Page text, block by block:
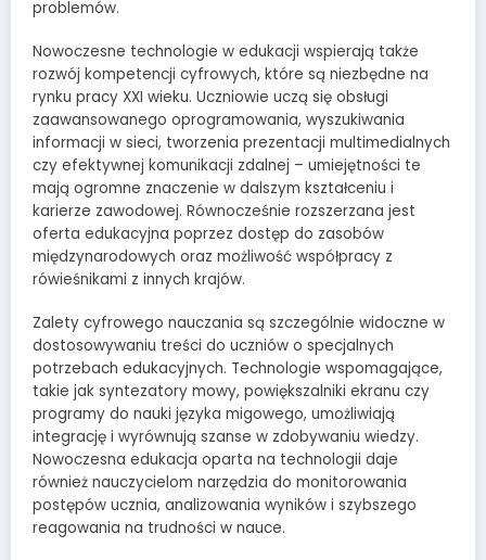
problemów.
Nowoczesne technologie w edukacji wspierają także
rozwój kompetencji cyfrowych, które są niezbędne na
rynku pracy XXI wieku. Uczniowie uczą się obsługi
zaawansowanego oprogramowania, wyszukiwania
informacji w sieci, tworzenia prezentacji multimedialnych
czy efektywnej komunikacji zdalnej – umiejętności te
mają ogromne znaczenie w dalszym kształceniu i
karierze zawodowej. Równocześnie rozszerzana jest
oferta edukacyjna poprzez dostęp do zasobów
międzynarodowych oraz możliwość współpracy z
rówieśnikami z innych krajów.
Zalety cyfrowego nauczania są szczególnie widoczne w
dostosowywaniu treści do uczniów o specjalnych
potrzebach edukacyjnych. Technologie wspomagające,
takie jak syntezatory mowy, powiększalniki ekranu czy
programy do nauki języka migowego, umożliwiają
integrację i wyrównują szanse w zdobywaniu wiedzy.
Nowoczesna edukacja oparta na technologii daje
również nauczycielom narzędzia do monitorowania
postępów ucznia, analizowania wyników i szybszego
reagowania na trudności w nauce.